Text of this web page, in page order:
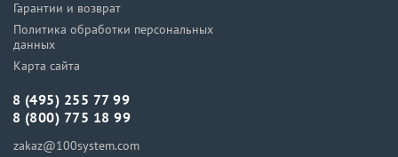
Гарантии и возврат
Политика обработки персональных
данных
Карта сайта
8 (495) 255 77 99
8 (800) 775 18 99
zakaz@100system.com